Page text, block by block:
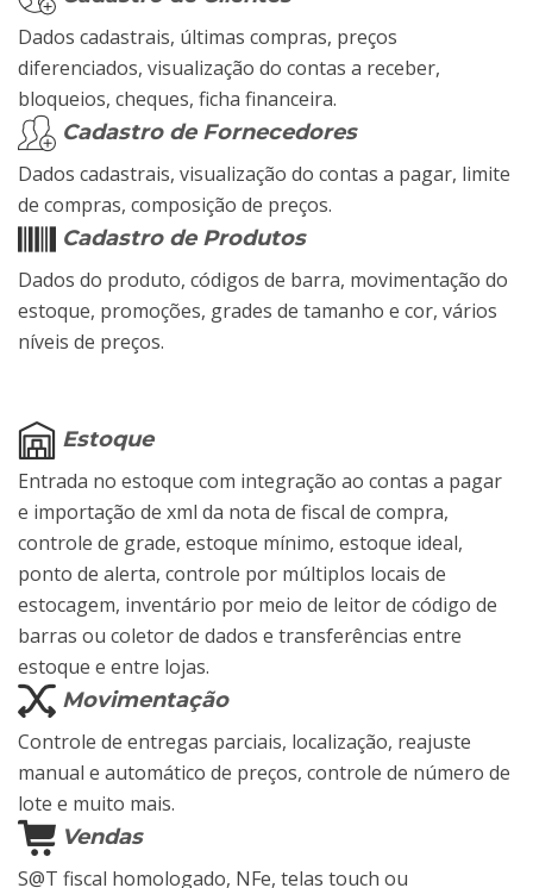
Dados cadastrais, últimas compras, preços
diferenciados, visualização do contas a receber,
bloqueios, cheques, ficha financeira.
Cadastro de Fornecedores
Dados cadastrais, visualização do contas a pagar, limite
de compras, composição de preços.
Cadastro de Produtos
Dados do produto, códigos de barra, movimentação do
estoque, promoções, grades de tamanho e cor, vários
níveis de preços.
Estoque
Entrada no estoque com integração ao contas a pagar
e importação de xml da nota de fiscal de compra,
controle de grade, estoque mínimo, estoque ideal,
ponto de alerta, controle por múltiplos locais de
estocagem, inventário por meio de leitor de código de
barras ou coletor de dados e transferências entre
estoque e entre lojas.
Movimentação
Controle de entregas parciais, localização, reajuste
manual e automático de preços, controle de número de
lote e muito mais.
Vendas
S@T fiscal homologado, NFe, telas touch ou